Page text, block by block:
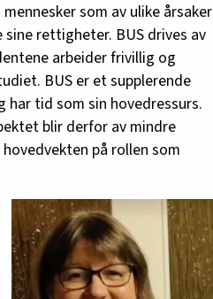
som av ulike årsaker
rettigheter. BUS drives av
arbeider frivillig og
BUS er et supplerende
tid som sin hovedressurs.
blir derfor av mindre
på rollen som